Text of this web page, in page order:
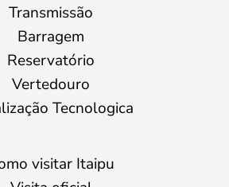
Transmissão
Barragem
Reservatório
Vertedouro
Tecnologica
visitar Itaipu